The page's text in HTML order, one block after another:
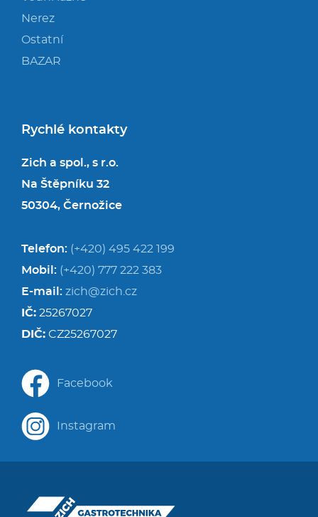
Nerez
Ostatní
BAZAR
Rychlé kontakty
Zich a spol., s r.o.
Na Štěpníku 32
50304, Černožice
Telefon: (+420) 495 422 199
Mobil: (+420) 777 222 383
E-mail: zich@zich.cz
IČ: 25267027
DIČ: CZ25267027
Facebook
Instagram